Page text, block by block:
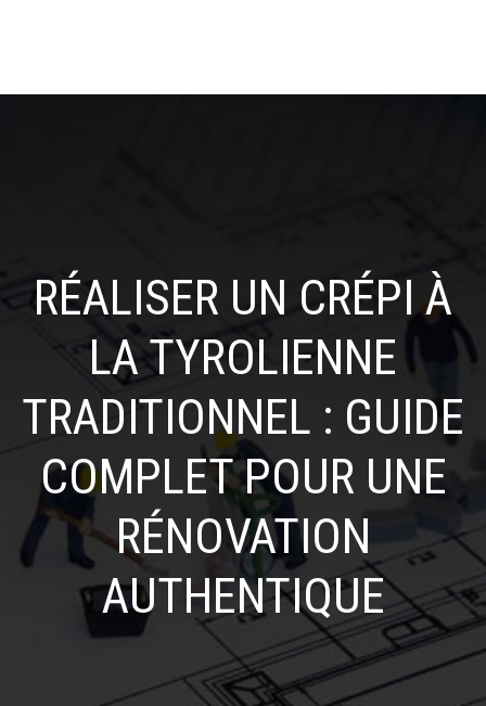
RÉALISER UN CRÉPI À
LA TYROLIENNE
TRADITIONNEL : GUIDE
COMPLET POUR UNE
RÉNOVATION
AUTHENTIQUE